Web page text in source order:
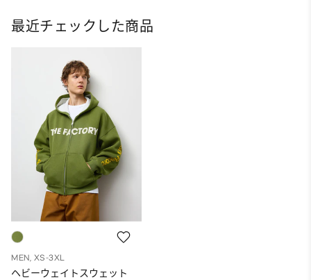
最近チェックした商品
MEN, XS-3XL
ヘビーウェイトスウェット